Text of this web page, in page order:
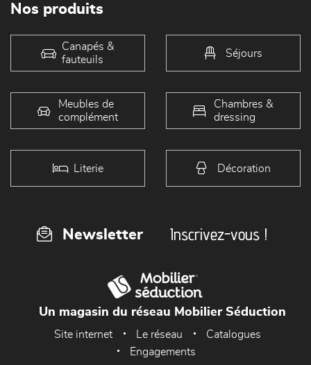
Nos produits
Canapés &
fauteuils
Séjours
Meubles de
complément
Chambres &
dressing
Literie Décoration
Newsletter Inscrivez-vous !
Un magasin du réseau Mobilier Séduction
Site internet Le réseau
Catalogues
Engagements